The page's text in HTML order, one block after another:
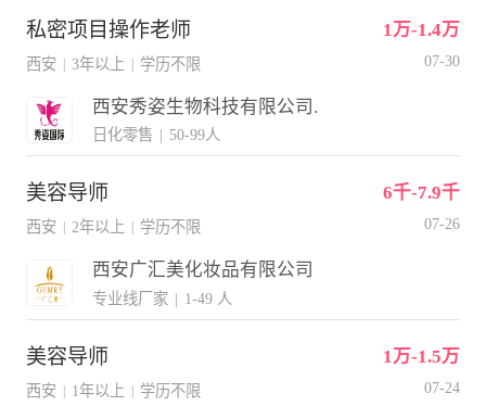
私密项目操作老师 1万-1.4万
西安 | 3年以上 | 学历不限 07-30
西安秀姿生物科技有限公司.
日化零售 | 50-99人
美容导师 6千-7.9千
西安 2年以上 学历不限 07-26
西安广汇美化妆品有限公司
专业线厂家 | 1-49 人
美容导师 1万-1.5万
西安 | 1年以上 | 学历不限 07-24